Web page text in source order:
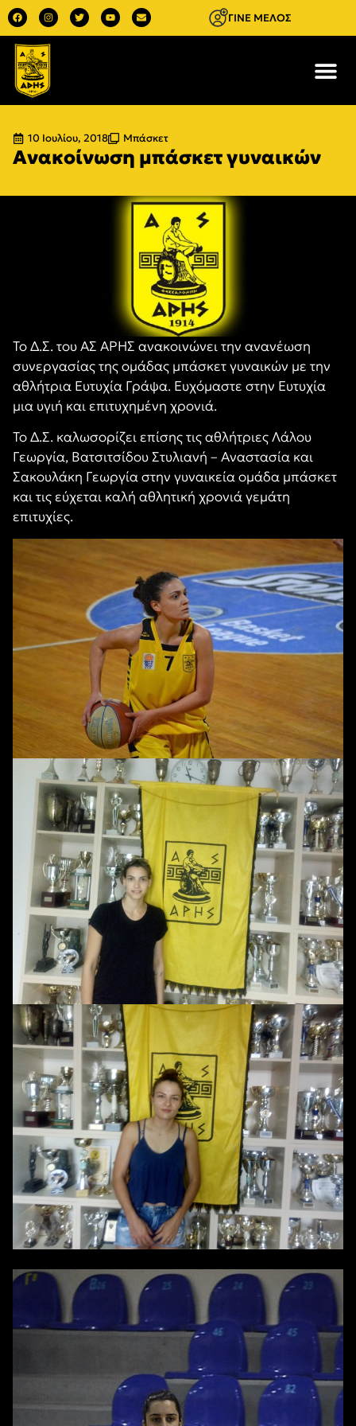
ΓΙΝΕ ΜΕΛΟΣ
10 Ιουλίου, 2018 Μπάσκετ
Ανακοίνωση μπάσκετ γυναικών
Το Δ.Σ. του ΑΣ ΑΡΗΣ ανακοινώνει την ανανέωση
συνεργασίας της ομάδας μπάσκετ γυναικών με την
αθλήτρια Ευτυχία Γράψα. Ευχόμαστε στην Ευτυχία
μια υγιή και επιτυχημένη χρονιά.
Το Δ.Σ. καλωσορίζει επίσης τις αθλήτριες Λάλου
Γεωργία, Βατσιτσίδου Στυλιανή – Αναστασία και
Σακουλάκη Γεωργία στην γυναικεία ομάδα μπάσκετ
και τις εύχεται καλή αθλητική χρονιά γεμάτη
επιτυχίες.